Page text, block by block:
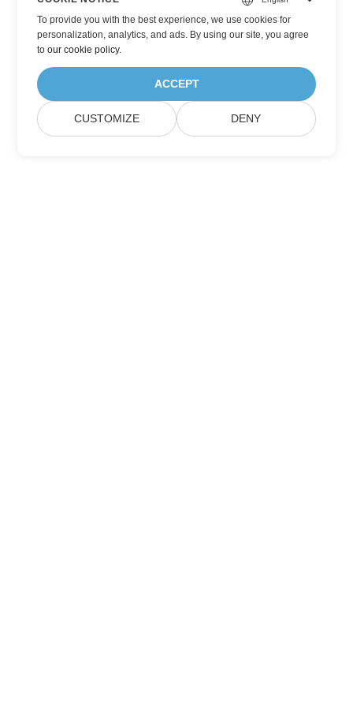
To provide you with the best experience, we use cookies for
personalization, analytics, and ads. By using our site, you agree
toour cookie policy.
ACCEPT
CUSTOMIZE DENY